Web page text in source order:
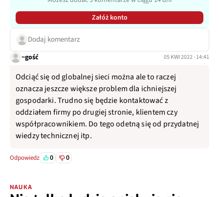
Załóż konto
Dodaj komentarz
~gość 05 KWI 2022 · 14:41
Odciąć się od globalnej sieci można ale to raczej
oznacza jeszcze większe problem dla ichniejszej
gospodarki. Trudno się będzie kontaktować z
oddziałem firmy po drugiej stronie, klientem czy
współpracownikiem. Do tego odetną się od przydatnej
wiedzy technicznej itp.
Odpowiedz 0 0
NAUKA